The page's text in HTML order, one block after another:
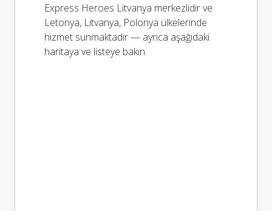
Express Heroes Litvanya merkezlidir ve
Letonya, Litvanya, Polonya ülkelerinde
hizmet sunmaktadır — ayrıca aşağıdaki
haritaya ve listeye bakın.